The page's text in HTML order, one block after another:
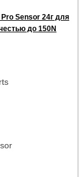
Sensor 24г для
до 150N